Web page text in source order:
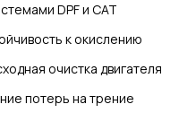
DPF и CAT
к окислению
очистка двигателя
потерь на трение